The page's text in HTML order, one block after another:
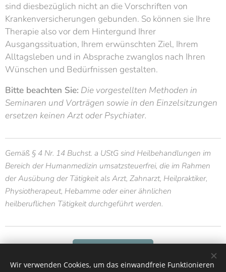
sind diesbezüglich nicht an die Vorschriften von
Krankenversicherungen gebunden. So können sie Ihre
Therapie also vor dem Hintergund Ihrer
Ausgangssituation, Ihrem erwünschten Ziel, Ihrem
Alltagsleben und in Absprache zwanglos nach Ihren
Wünschen und Bedürfnissen gestalten.
Bitte beachten Sie: Die vorgestellten Methoden in
Seminaren und Vorträgen sowie in den Einzelsitzungen
ersetzen keinen Arzt oder Psychiater.
Gemäß § 4 Nr. 14 Buchst. a UStG sind Heilbehandlungen im
Bereich der Humanmedizin umsatzsteuerfrei, die im Rahmen
der Ausübung der Tätigkeit als Arzt, Zahnarzt, Heilpraktiker,
Physiotherapeut, Hebamme oder einer ähnlichen
heilberuflichen Tätigkeit durchgeführt werden.
Wir verwenden Cookies, um das einwandfreie Funktionieren